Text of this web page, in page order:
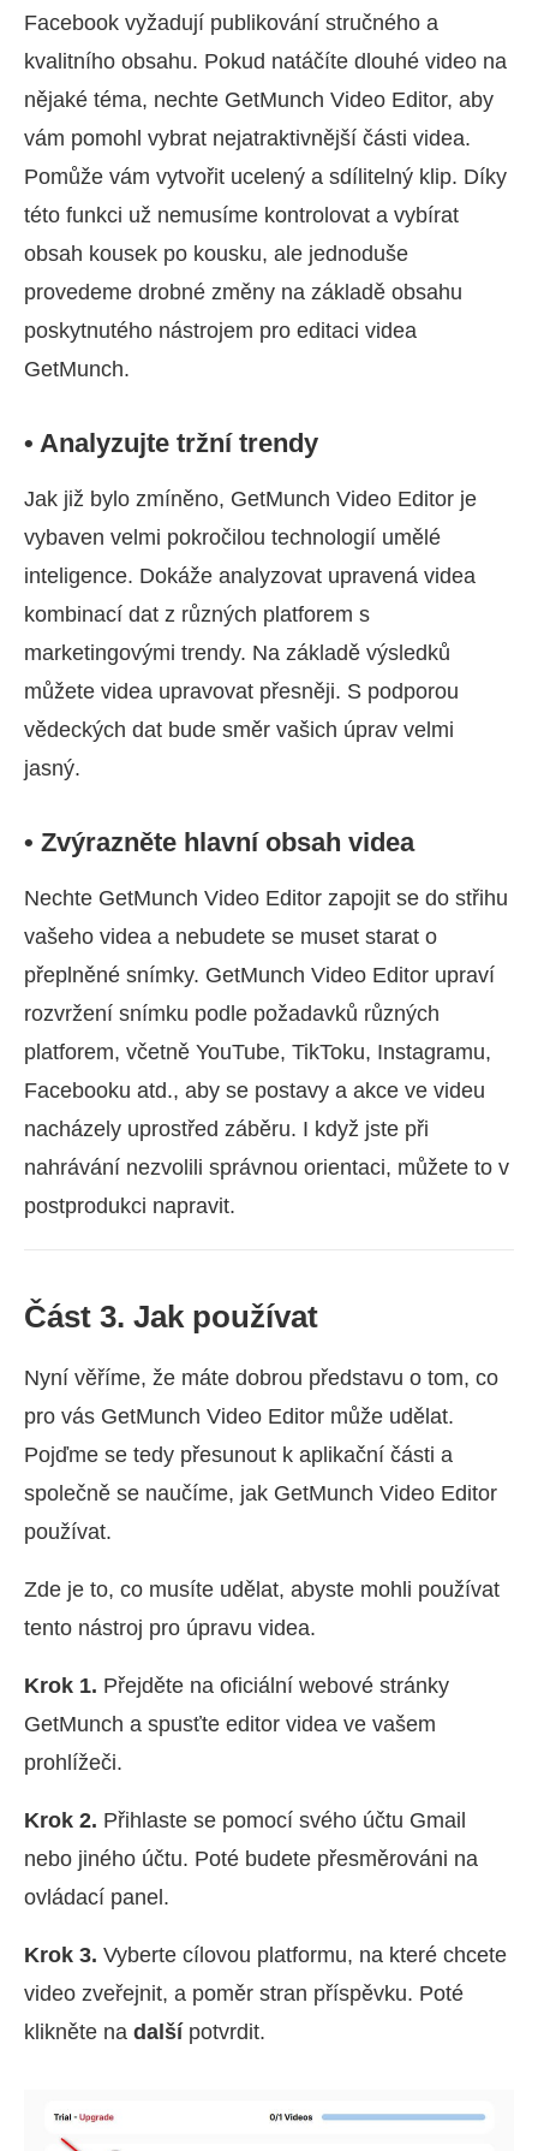
Facebook vyžadují publikování stručného a
kvalitního obsahu. Pokud natáčíte dlouhé video na
nějaké téma, nechte GetMunch Video Editor, aby
vám pomohl vybrat nejatraktivnější části videa.
Pomůže vám vytvořit ucelený a sdílitelný klip. Díky
této funkci už nemusíme kontrolovat a vybírat
obsah kousek po kousku, ale jednoduše
provedeme drobné změny na základě obsahu
poskytnutého nástrojem pro editaci videa
GetMunch.
• Analyzujte tržní trendy
Jak již bylo zmíněno, GetMunch Video Editor je
vybaven velmi pokročilou technologií umělé
inteligence. Dokáže analyzovat upravená videa
kombinací dat z různých platforem s
marketingovými trendy. Na základě výsledků
můžete videa upravovat přesněji. S podporou
vědeckých dat bude směr vašich úprav velmi
jasný.
• Zvýrazněte hlavní obsah videa
Nechte GetMunch Video Editor zapojit se do střihu
vašeho videa a nebudete se muset starat o
přeplněné snímky. GetMunch Video Editor upraví
rozvržení snímku podle požadavků různých
platforem, včetně YouTube, TikToku, Instagramu,
Facebooku atd., aby se postavy a akce ve videu
nacházely uprostřed záběru. I když jste při
nahrávání nezvolili správnou orientaci, můžete to v
postprodukci napravit.
Část 3. Jak používat
Nyní věříme, že máte dobrou představu o tom, co
pro vás GetMunch Video Editor může udělat.
Pojďme se tedy přesunout k aplikační části a
společně se naučíme, jak GetMunch Video Editor
používat.
Zde je to, co musíte udělat, abyste mohli používat
tento nástroj pro úpravu videa.
Krok 1. Přejděte na oficiální webové stránky
GetMunch a spusťte editor videa ve vašem
prohlížeči.
Krok 2. Přihlaste se pomocí svého účtu Gmail
nebo jiného účtu. Poté budete přesměrováni na
ovládací panel.
Krok 3. Vyberte cílovou platformu, na které chcete
video zveřejnit, a poměr stran příspěvku. Poté
klikněte na dalšípotvrdit.